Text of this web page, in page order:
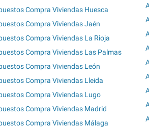
Compra Viviendas Huesca
Compra Viviendas Jaén
Compra Viviendas La Rioja
Compra Viviendas Las Palmas
Compra Viviendas León
Compra Viviendas Lleida
Compra Viviendas Lugo
Compra Viviendas Madrid
Compra Viviendas Málaga